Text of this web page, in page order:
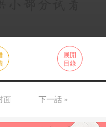
展開
目錄
面 下一話 »